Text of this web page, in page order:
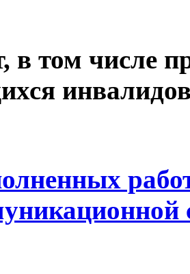
в том числе